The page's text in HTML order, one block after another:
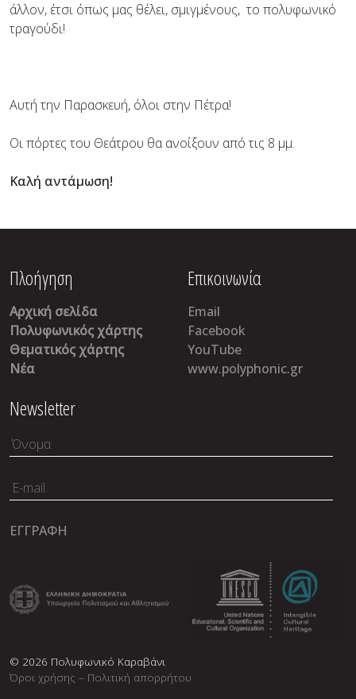
άλλον, έτσι όπως μας θέλει, σμιγμένους, το πολυφωνικό
τραγούδι!
Αυτή την Παρασκευή, όλοι στην Πέτρα!
Οι πόρτες του Θεάτρου θα ανοίξουν από τις 8 μμ.
Καλή αντάμωση!
Πλοήγηση
Αρχική σελίδα
Πολυφωνικός χάρτης
Θεματικός χάρτης
Νέα
Επικοινωνία
Email
Facebook
YouTube
www.polyphonic.gr
Newsletter
© 2026 Πολυφωνικό Καραβάνι
Όροι χρήσης – Πολιτική απορρήτου